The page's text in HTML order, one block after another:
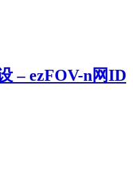
– ezFOV-n网ID